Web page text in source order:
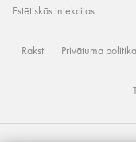
Estētiskās injekcijas
Raksti Privātuma politika